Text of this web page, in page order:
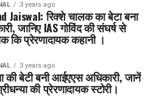
3 years ago
Jaiswal: रिक्शे चालक का बेटा बना
जानिए IAS गोविंद की संघर्ष से
कि प्रेरणादायक कहानी ।
3 years ago
की बेटी बनी आईएएस अधिकारी, जानें
की प्रेरणादायक स्टोरी।